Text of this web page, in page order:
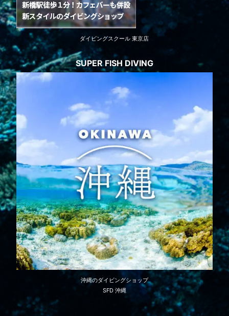
ダイビングスクール 東京店
SUPER FISH DIVING
沖縄のダイビングショップ
SFD 沖縄